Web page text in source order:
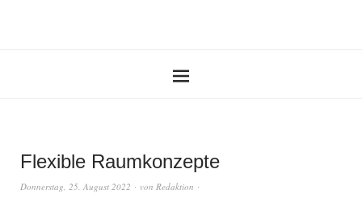
Flexible Raumkonzepte
Donnerstag, 25. August 2022 von Redaktion